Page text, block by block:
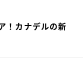
！カナデルの新